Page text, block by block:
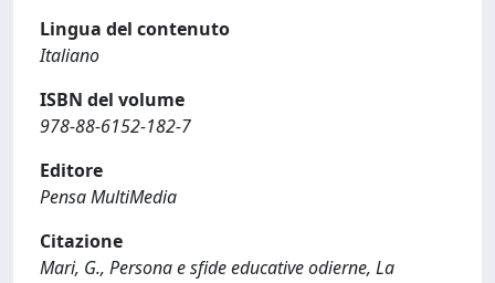
Lingua del contenuto
Italiano
ISBN del volume
978-88-6152-182-7
Editore
Pensa MultiMedia
Citazione
Mari, G., Persona e sfide educative odierne, La